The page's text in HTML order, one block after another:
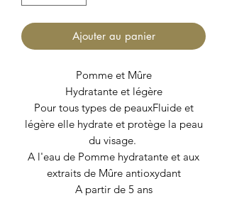
Ajouter au panier
Pomme et Mûre
Hydratante et légère
Pour tous types de peauxFluide et
légère elle hydrate et protège la peau
du visage.
A l'eau de Pomme hydratante et aux
extraits de Mûre antioxydant
A partir de 5 ans